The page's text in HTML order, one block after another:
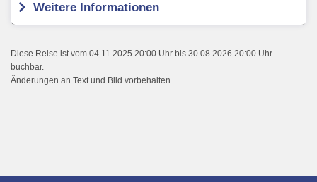
Weitere Informationen
Diese Reise ist vom 04.11.2025 20:00 Uhr bis 30.08.2026 20:00 Uhr
buchbar.
Änderungen an Text und Bild vorbehalten.